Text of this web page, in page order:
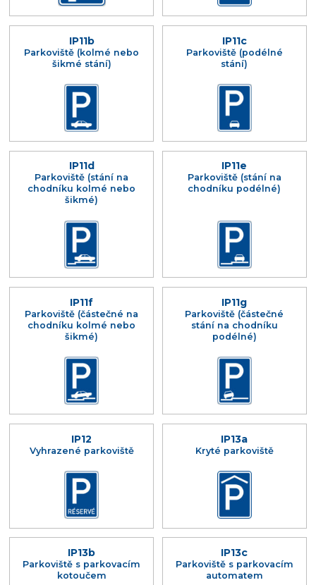
IP11b
Parkoviště (kolmé nebo
šikmé stání)
IP11c
Parkoviště (podélné
stání)
IP11d
Parkoviště (stání na
chodníku kolmé nebo
šikmé)
IP11e
Parkoviště (stání na
chodníku podélné)
IP11f
Parkoviště (částečné na
chodníku kolmé nebo
šikmé)
IP11g
Parkoviště (částečné
stání na chodníku
podélné)
IP12
Vyhrazené parkoviště
IP13a
Kryté parkoviště
IP13b
Parkoviště s parkovacím
kotoučem
IP13c
Parkoviště s parkovacím
automatem